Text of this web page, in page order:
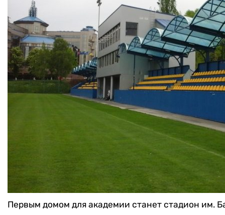
Первым домом для академии станет стадион им.